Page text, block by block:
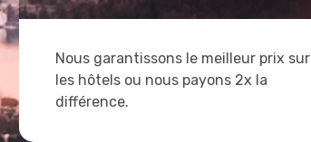
Nous garantissons le meilleur prix sur
les hôtels ou nous payons 2x la
différence.